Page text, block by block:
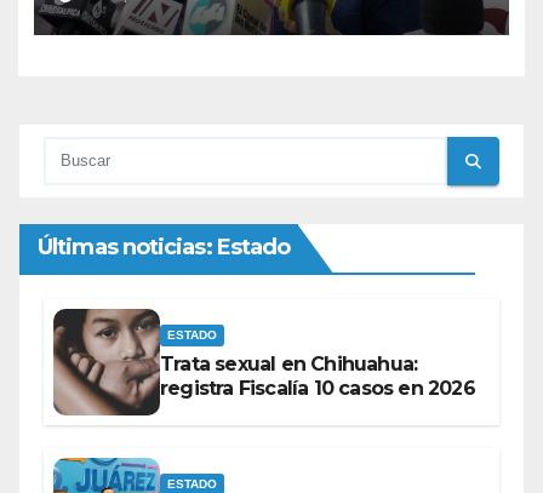
‘ayudas’ en la vía pública:
Mayra Chávez.
Últimas noticias: Estado
ESTADO
Trata sexual en Chihuahua:
registra Fiscalía 10 casos en 2026
ESTADO